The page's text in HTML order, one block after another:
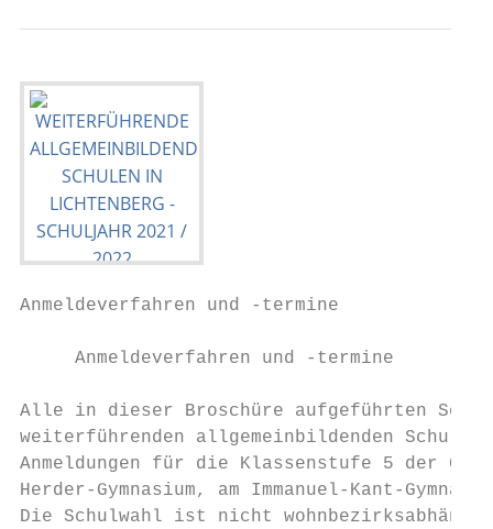
Anmeldeverfahren und -termine
     Anmeldeverfahren und -termine
Alle in dieser Broschüre aufgeführten
weiterführenden allgemeinbildenden Schulen
Anmeldungen für die Klassenstufe 5 der
Herder-Gymnasium, am Immanuel-Kant-
Die Schulwahl ist nicht